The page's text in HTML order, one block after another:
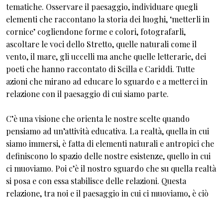
tematiche. Osservare il paesaggio, individuare quegli
elementi che raccontano la storia dei luoghi, ‘metterli in
cornice’ cogliendone forme e colori, fotografarli,
ascoltare le voci dello Stretto, quelle naturali come il
vento, il mare, gli uccelli ma anche quelle letterarie, dei
poeti che hanno raccontato di Scilla e Cariddi. Tutte
azioni che mirano ad educare lo sguardo e a metterci in
relazione con il paesaggio di cui siamo parte.
C’è una visione che orienta le nostre scelte quando
pensiamo ad un’attività educativa. La realtà, quella in cui
siamo immersi, è fatta di elementi naturali e antropici che
definiscono lo spazio delle nostre esistenze, quello in cui
ci muoviamo. Poi c’è il nostro sguardo che su quella realtà
si posa e con essa stabilisce delle relazioni. Questa
relazione, tra noi e il paesaggio in cui ci muoviamo, è ciò